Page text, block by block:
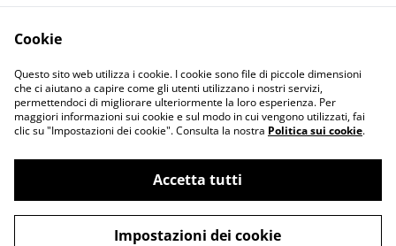
Informativa sulla
privacy
Terms and
conditions
©2026Merlin Visual
Cookie
Questo sito web utilizza i cookie. I cookie sono file di piccole dimensioni
che ci aiutano a capire come gli utenti utilizzano i nostri servizi,
permettendoci di migliorare ulteriormente la loro esperienza. Per
maggiori informazioni sui cookie e sul modo in cui vengono utilizzati, fai
clic su "Impostazioni dei cookie". Consulta la nostra Politica sui cookie.
Accetta tutti
Impostazioni dei cookie